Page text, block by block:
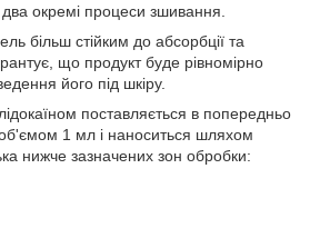
окремі процеси зшивання.
більш стійким до абсорбції та
що продукт буде рівномірно
його під шкіру.
поставляється в попередньо
1 мл і наноситься шляхом
нижче зазначених зон обробки: